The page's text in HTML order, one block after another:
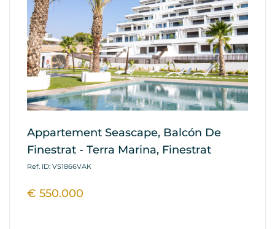
Appartement Seascape, Balcón De
Finestrat - Terra Marina, Finestrat
Ref. ID: VS1866VAK
€ 550.000